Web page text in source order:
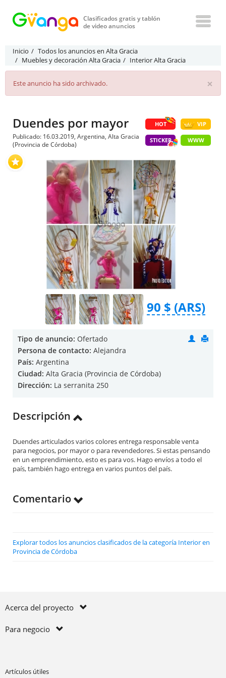
Clasificados gratis y tablón
de video anuncios
Inicio
Todos los anuncios en Alta Gracia
Muebles y decoración Alta Gracia
Interior Alta Gracia
×
Este anuncio ha sido archivado.
HOT VIP
STICKER WWW
Duendes por mayor
Publicado: 16.03.2019, Argentina, Alta Gracia
(Provincia de Córdoba)
90 $ (ARS)
Tipo de anuncio: Ofertado
Persona de contacto: Alejandra
País: Argentina
Ciudad: Alta Gracia (Provincia de Córdoba)
Dirección: La serranita 250
Descripción
Duendes articulados varios colores entrega responsable venta
para negocios, por mayor o para revendedores. Si estas pensando
en un emprendimiento, esto es para vos. Hago envíos a todo el
país, también hago entrega en varios puntos del país.
Comentario
Explorar todos los anuncios clasificados de la categoría Interior en
Provincia de Córdoba
Acerca del proyecto
Para negocio
Artículos útiles